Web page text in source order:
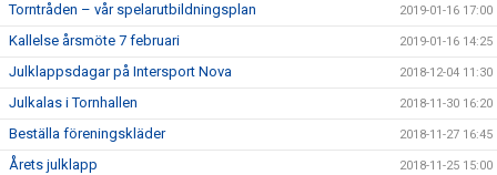
Torntråden – vår spelarutbildningsplan 2019-01-16 17:00
Kallelse årsmöte 7 februari 2019-01-16 14:25
Julklappsdagar på Intersport Nova 2018-12-04 11:30
Julkalas i Tornhallen 2018-11-30 16:20
Beställa föreningskläder 2018-11-27 16:45
Årets julklapp 2018-11-25 15:00